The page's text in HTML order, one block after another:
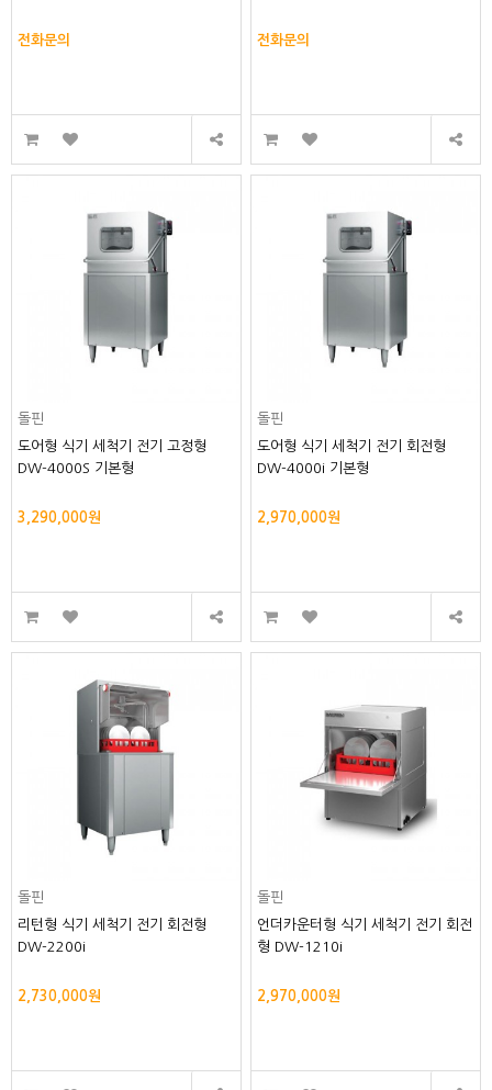
전화문의 전화문의
돌핀
도어형 식기 세척기 전기 고정형
DW-4000S 기본형
3,290,000원
돌핀
도어형 식기 세척기 전기 회전형
DW-4000i 기본형
2,970,000원
돌핀
리턴형 식기 세척기 전기 회전형
DW-2200i
2,730,000원
돌핀
언더카운터형 식기 세척기 전기 회전
형 DW-1210i
2,970,000원